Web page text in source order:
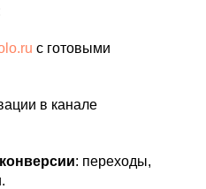
с готовыми
в канале
: переходы,